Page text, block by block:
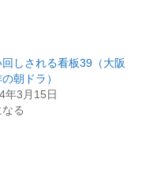
しされる看板39（大阪
朝ドラ）
年3月15日
る